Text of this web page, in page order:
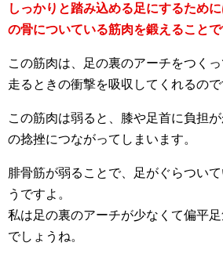
しっかりと踏み込める足にするため
の骨についている筋肉を鍛えることで
この筋肉は、足の裏のアーチをつく
走るときの衝撃を吸収してくれるので
この筋肉は弱ると、膝や足首に負担
の捻挫につながってしまいます。
腓骨筋が弱ることで、足がぐらつい
うですよ。
私は足の裏のアーチが少なくて偏平
でしょうね。